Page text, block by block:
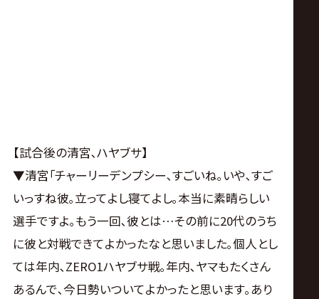
【試合後の清宮､ハヤブサ】
▼清宮｢チャーリーデンプシー､すごいね｡いや､すご
いっすね彼｡立ってよし寝てよし｡本当に素晴らしい
選手ですよ｡もう一回､彼とは…その前に20代のうち
に彼と対戦できてよかったなと思いました｡個人とし
ては年内､ZERO1ハヤブサ戦｡年内､ヤマもたくさん
あるんで､今日勢いついてよかったと思います｡あり